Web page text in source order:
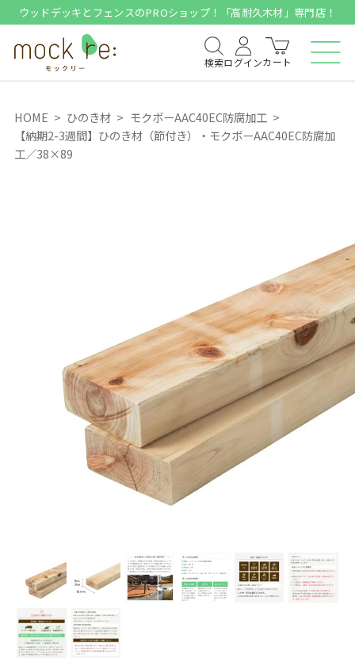
ウッドデッキとフェンスのPROショップ！「高耐久木材」専門店！
検索ログインカート
HOME ひのき材
モクボーAAC40EC防腐加工
【納期2-3週間】ひのき材（節付き）・モクボーAAC40EC防腐加
工／38×89